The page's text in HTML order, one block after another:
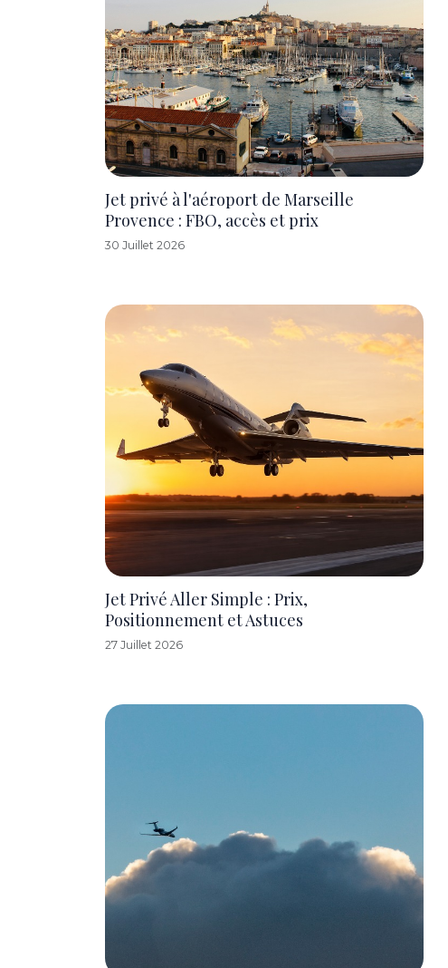
Jet privé à l'aéroport de Marseille
Provence : FBO, accès et prix
30 Juillet 2026
Jet Privé Aller Simple : Prix,
Positionnement et Astuces
27 Juillet 2026